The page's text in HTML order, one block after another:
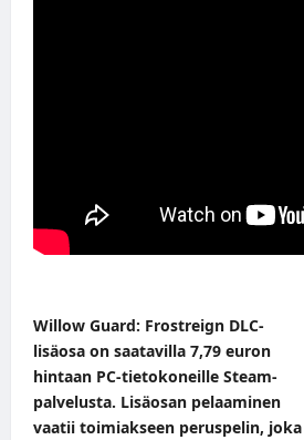
Willow Guard: Frostreign DLC-
lisäosa on saatavilla 7,79 euron
hintaan PC-tietokoneille Steam-
palvelusta. Lisäosan pelaaminen
vaatii toimiakseen peruspelin, joka